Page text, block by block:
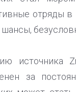
отряды
шансы,
источника
за